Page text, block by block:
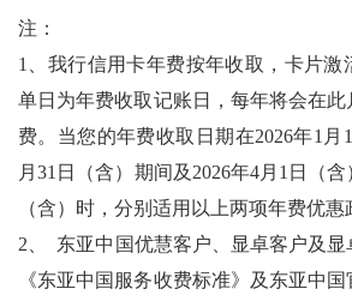
注：
1
、我行信用卡年费按年收取，卡片
单日为年费收取记账日，每年将会在
费。当您的年费收取日期在2026年1 月 1
月31 日（含）期间及 2026年4月 1 日（含
（含）时，分别适用以上两项年费优惠
2
东亚中国优慧客户、显卓客户及
《东亚中国服务收费标准》及东亚中